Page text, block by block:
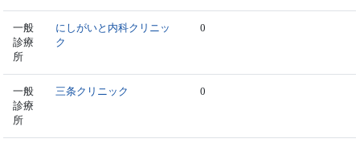
一般
診療
所
にしがいと内科クリニッ
ク
0
一般
診療
所
三条クリニック 0